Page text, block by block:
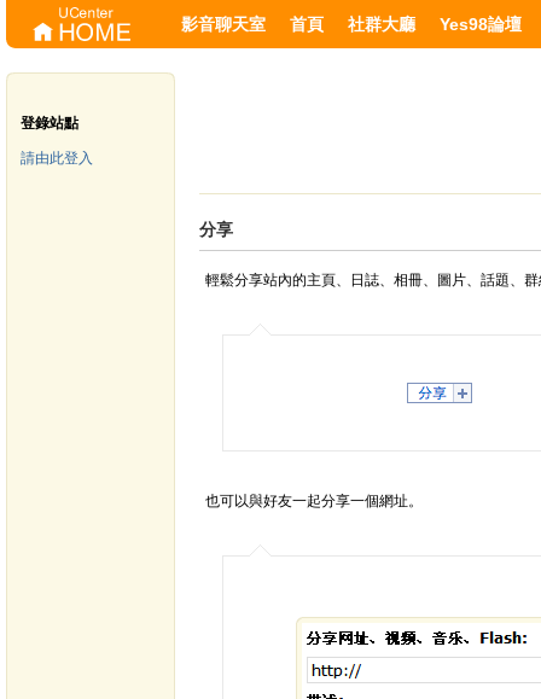
影音聊天室 首頁 社群大廳 Yes98論壇
登錄站點
請由此登入
分享
輕鬆分享站內的主頁、日誌、相冊、圖片、話題、
也可以與好友一起分享一個網址。